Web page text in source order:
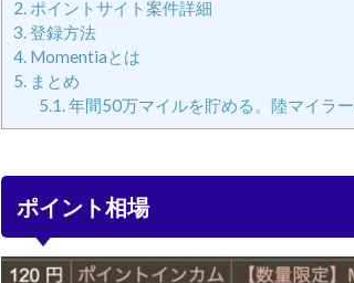
2. ポイントサイト案件詳細
3.登録方法
4. Momentiaとは
5. まとめ
5.1.年間50万マイルを貯める。陸マイラ
ポイント相場